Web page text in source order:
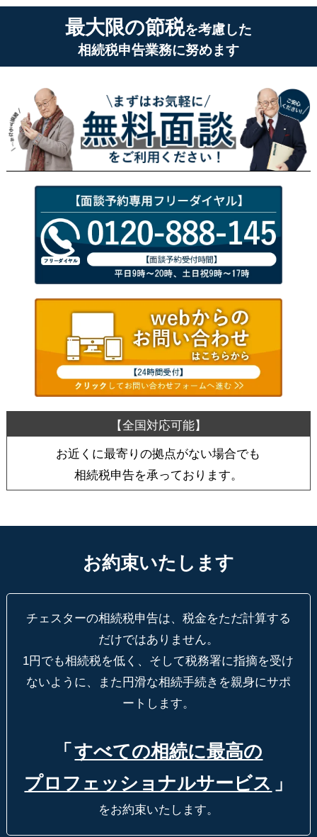
最大限の節税を考慮した
相続税申告業務に努めます
お近くに最寄りの拠点がない場合でも
相続税申告を承っております。
お約束いたします
チェスターの相続税申告は、税金をただ計算する
だけではありません。
1円でも相続税を低く、そして税務署に指摘を受け
ないように、
また円滑な相続手続きを親身にサポ
ートします。
「 すべての相続に最高の
プロフェッショナルサービス 」
をお約束いたします。